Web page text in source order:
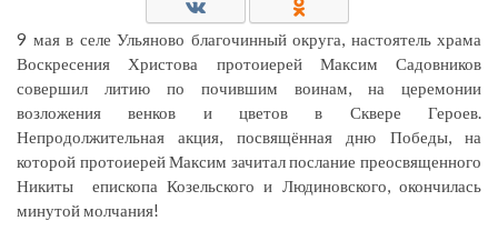
9 мая в селе Ульяново благочинный округа, настоятель храма
Воскресения Христова протоиерей Максим Садовников
совершил литию по почившим воинам, на церемонии
возложения венков и цветов в Сквере Героев.
Непродолжительная акция, посвящённая дню Победы, на
которой протоиерей Максим зачитал послание преосвященного
Никиты епископа Козельского и Людиновского, окончилась
минутой молчания!